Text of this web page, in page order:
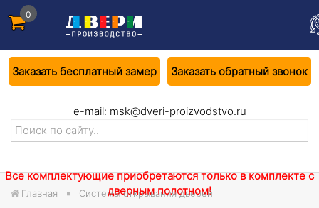
0
Заказать бесплатный замер Заказать обратный звонок
e-mail: msk@dveri-proizvodstvo.ru
Все комплектующие приобретаются только в комплекте с
дверным полотном!
Главная Системы открывания дверей